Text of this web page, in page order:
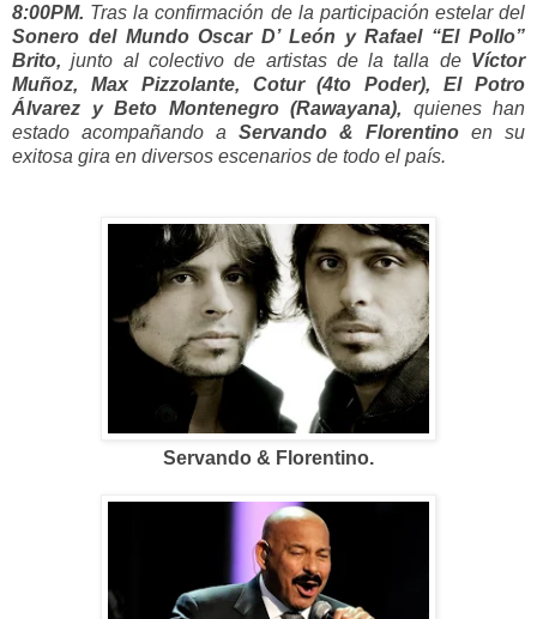
8:00PM. Tras la confirmación de la participación estelar del
Sonero del Mundo Oscar D’ León y Rafael “El Pollo”
Brito, junto al colectivo de artistas de la talla de Víctor
Muñoz, Max Pizzolante, Cotur (4to Poder), El Potro
Álvarez y Beto Montenegro (Rawayana), quienes han
estado acompañando a Servando & Florentino en su
exitosa gira en diversos escenarios de todo el país.
Servando & Florentino.